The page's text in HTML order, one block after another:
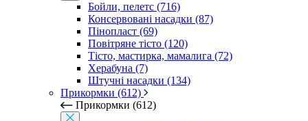
Бойли, пелетс (716)
Консервовані насадки (87)
Пінопласт (69)
Повітряне тісто (120)
Тісто, мастирка, мамалига (72)
Херабуна (7)
Штучні насадки (134)
Прикормки (612)
Прикормки (612)